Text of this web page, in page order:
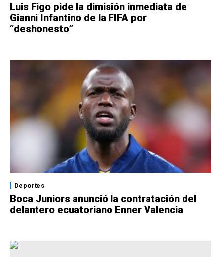
Luis Figo pide la dimisión inmediata de
Gianni Infantino de la FIFA por
“deshonesto”
Deportes
Boca Juniors anunció la contratación del
delantero ecuatoriano Enner Valencia